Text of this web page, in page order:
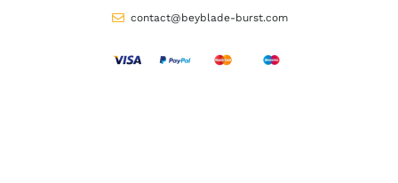
contact@beyblade-burst.com